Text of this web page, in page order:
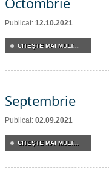
Publicat: 12.10.2021
CITEŞTE MAI MULT...
Septembrie
Publicat: 02.09.2021
CITEŞTE MAI MULT...